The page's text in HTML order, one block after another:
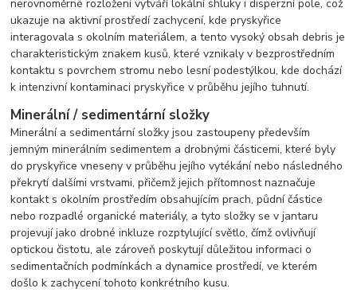
nerovnoměrné rozložení vytváří lokální shluky i disperzní pole, což
ukazuje na aktivní prostředí zachycení, kde pryskyřice
interagovala s okolním materiálem, a tento vysoký obsah debris je
charakteristickým znakem kusů, které vznikaly v bezprostředním
kontaktu s povrchem stromu nebo lesní podestýlkou, kde dochází
k intenzivní kontaminaci pryskyřice v průběhu jejího tuhnutí.
Minerální / sedimentární složky
Minerální a sedimentární složky jsou zastoupeny především
jemným minerálním sedimentem a drobnými částicemi, které byly
do pryskyřice vneseny v průběhu jejího vytékání nebo následného
překrytí dalšími vrstvami, přičemž jejich přítomnost naznačuje
kontakt s okolním prostředím obsahujícím prach, půdní částice
nebo rozpadlé organické materiály, a tyto složky se v jantaru
projevují jako drobné inkluze rozptylující světlo, čímž ovlivňují
optickou čistotu, ale zároveň poskytují důležitou informaci o
sedimentačních podmínkách a dynamice prostředí, ve kterém
došlo k zachycení tohoto konkrétního kusu.